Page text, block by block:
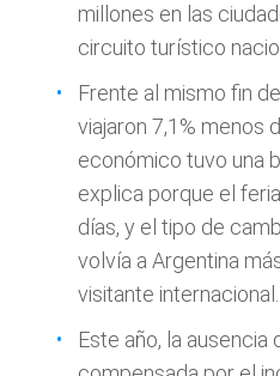
millones en las
circuito turístico
Frente al mismo fin
viajaron 7,1% menos
económico tuvo una
explica porque el
días, y el tipo de
volvía a Argentina
visitante internacional.
Este año, la